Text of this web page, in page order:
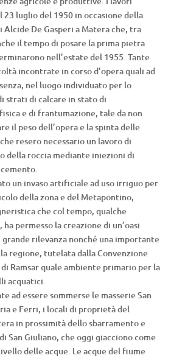
luglio del 1950 in occasione della
Alcide De Gasperi a Matera che, tra
il tempo di posare la prima pietra
nell’estate del 1955. Tante
incontrate in corso d’opera quali ad
nel luogo individuato per lo
strati di calcare in stato di
e di frantumazione, tale da non
il peso dell’opera e la spinta delle
resero necessario un lavoro di
della roccia mediante iniezioni di
un invaso artificiale ad uso irriguo per
della zona e del Metapontino,
che col tempo, qualche
permesso la creazione di un’oasi
rilevanza nonché una importante
regione, tutelata dalla Convenzione
Ramsar quale ambiente primario per la
acquatici.
ad essere sommerse le masserie San
e Ferri, i locali di proprietà del
in prossimità dello sbarramento e
San Giuliano, che oggi giacciono come
delle acque. Le acque del fiume